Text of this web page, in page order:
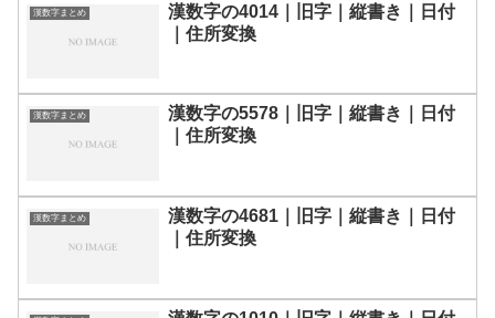
漢数字まとめ
漢数字の4014｜旧字｜縦書き｜日付
｜住所変換
漢数字まとめ
漢数字の5578｜旧字｜縦書き｜日付
｜住所変換
漢数字まとめ
漢数字の4681｜旧字｜縦書き｜日付
｜住所変換